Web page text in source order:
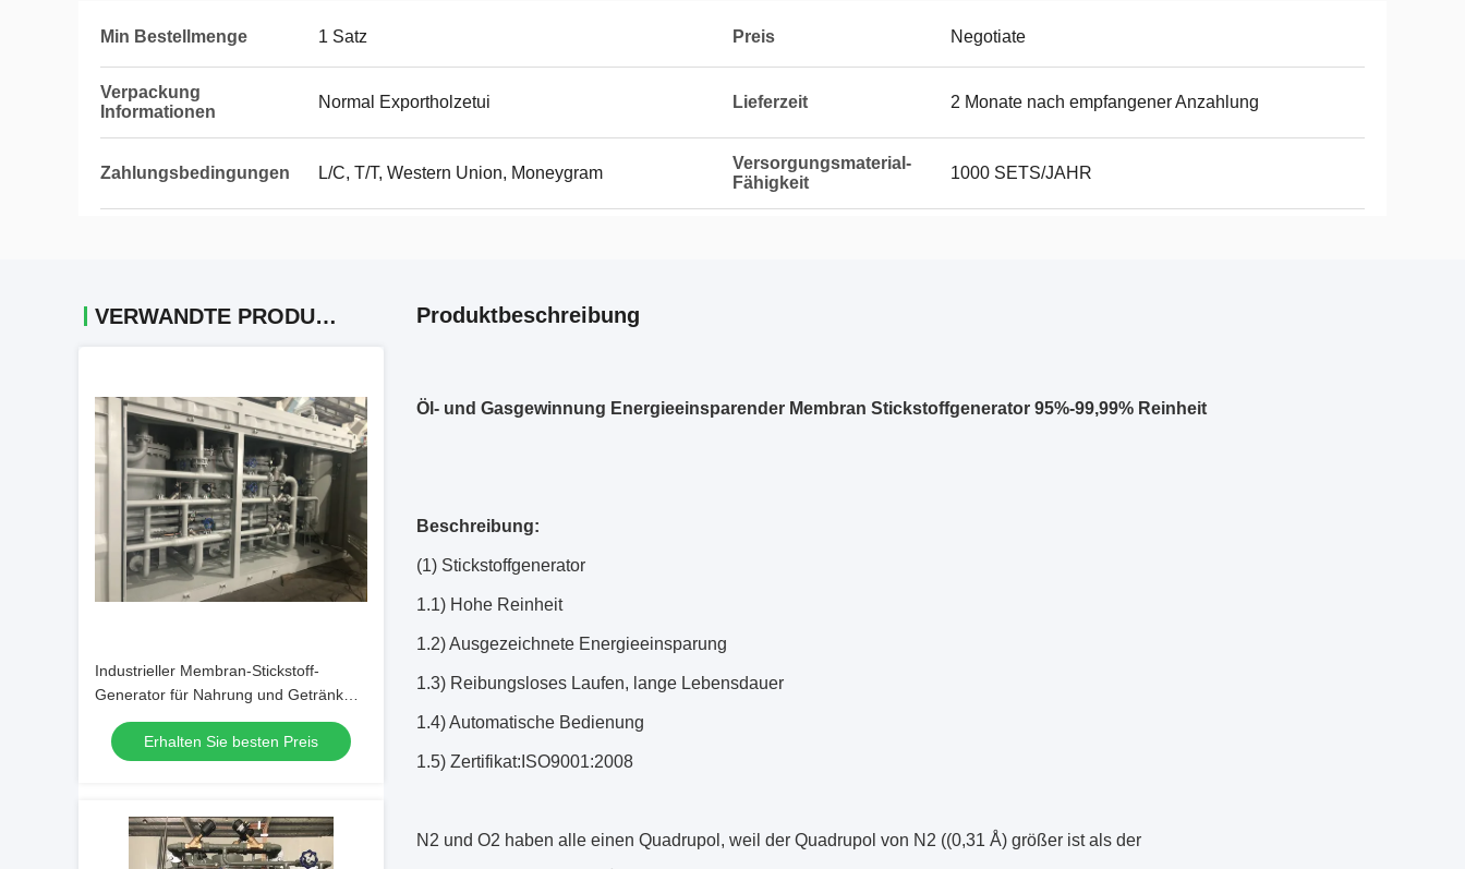
Min Bestellmenge 1 Satz Preis Negotiate
Verpackung
Informationen
Normal Exportholzetui Lieferzeit 2 Monate nach empfangener Anzahlung
Zahlungsbedingungen L/C, T/T, Western Union, Moneygram
Versorgungsmaterial-
Fähigkeit
1000 SETS/JAHR
VERWANDTE PRODUKTE
Industrieller Membran-Stickstoff-
Generator für Nahrung und Getränk
220V/50Hz
Erhalten Sie besten Preis
Produktbeschreibung
Öl- und Gasgewinnung Energieeinsparender Membran Stickstoffgenerator 95%-99,99% Reinheit
Beschreibung:
(1) Stickstoffgenerator
1.1) Hohe Reinheit
1.2) Ausgezeichnete Energieeinsparung
1.3) Reibungsloses Laufen, lange Lebensdauer
1.4) Automatische Bedienung
1.5) Zertifikat:ISO9001:2008
N2 und O2 haben alle einen Quadrupol, weil der Quadrupol von N2 ((0,31 Å) größer ist als der